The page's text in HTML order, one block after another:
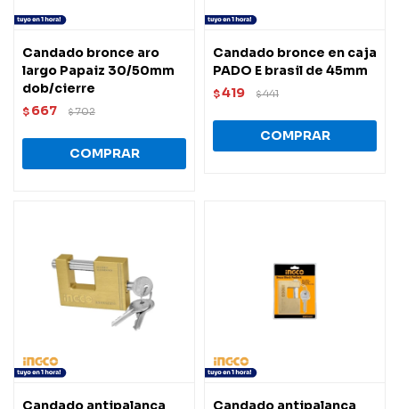
Candado bronce aro
largo Papaiz 30/50mm
dob/cierre
$ 667 $702
Candado bronce en caja
PADO E brasil de 45mm
$419 $441
Candado antipalanca
Candado antipalanca